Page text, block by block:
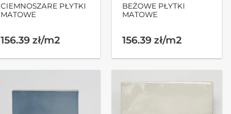
CIEMNOSZARE PŁYTKI
MATOWE
156.39 zł/m2
BEŻOWE PŁYTKI
MATOWE
156.39 zł/m2